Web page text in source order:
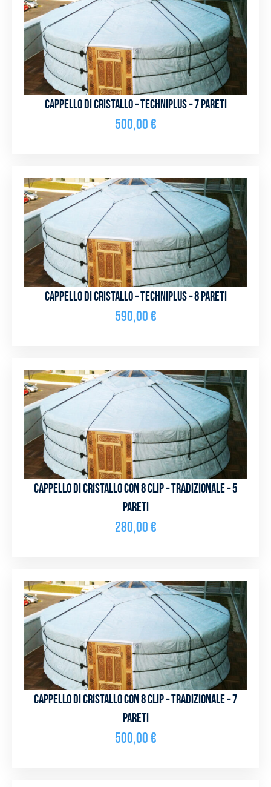
Cappello di cristallo – Techniplus – 7 pareti
500,00€
Cappello di cristallo – Techniplus – 8 pareti
590,00€
Cappello di cristallo con 8 clip – Tradizionale – 5
pareti
280,00€
Cappello di cristallo con 8 clip – Tradizionale – 7
pareti
500,00€